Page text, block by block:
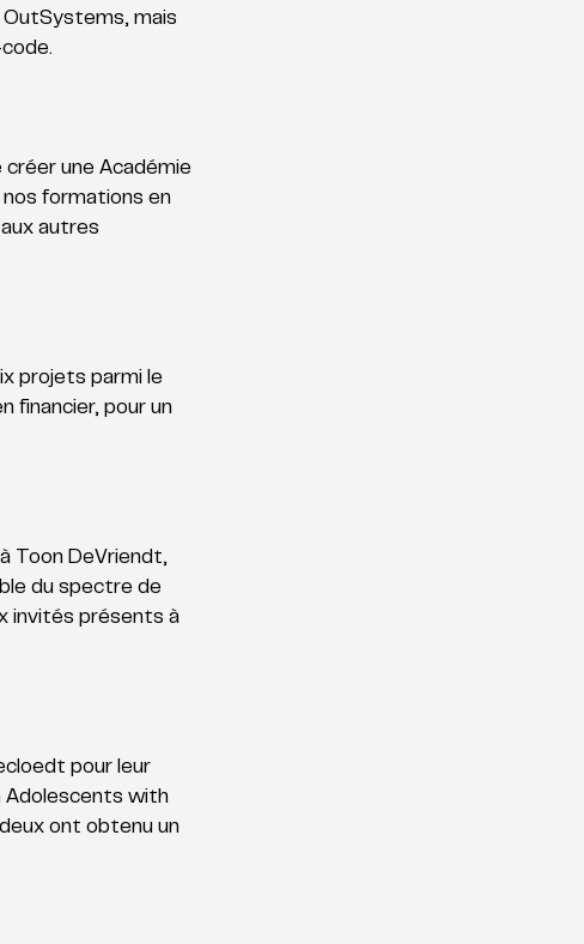
mais
une Académie
formations en
autres
projets parmi le
financier, pour un
Toon DeVriendt,
du spectre de
invités présents à
pour leur
Adolescents with
ont obtenu un